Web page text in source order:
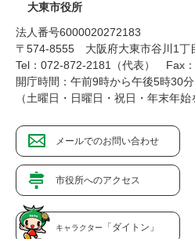
大東市役所
法人番号6000020272183
〒574-8555 大阪府大東市谷川1丁
Tel：072-872-2181（代表）
Fax
開庁時間：午前9時から午後5時30
（土曜日・日曜日・祝日・年末年始
メールでのお問い合わせ
市役所へのアクセス
キャラクター 「ダイトン」